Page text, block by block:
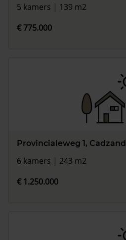
5 kamers | 139 m2
€ 775.000
Provincialeweg 1, Cadzand
6 kamers | 243 m2
€ 1.250.000